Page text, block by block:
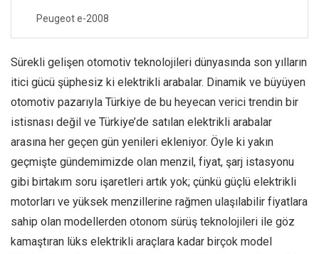
Peugeot e-2008
Jaguar I-Pace
Porsche Taycan
MINI Cooper SE
Subaru Solterra
Voyah Free
Sürekli gelişen otomotiv teknolojileri dünyasında son yılların
itici gücü şüphesiz ki elektrikli arabalar. Dinamik ve büyüyen
otomotiv pazarıyla Türkiye de bu heyecan verici trendin bir
istisnası değil ve Türkiye’de satılan elektrikli arabalar
arasına her geçen gün yenileri ekleniyor. Öyle ki yakın
geçmişte gündemimizde olan menzil, fiyat, şarj istasyonu
gibi birtakım soru işaretleri artık yok; çünkü güçlü elektrikli
motorları ve yüksek menzillerine rağmen ulaşılabilir fiyatlara
sahip olan modellerden otonom sürüş teknolojileri ile göz
kamaştıran lüks elektrikli araçlara kadar birçok model